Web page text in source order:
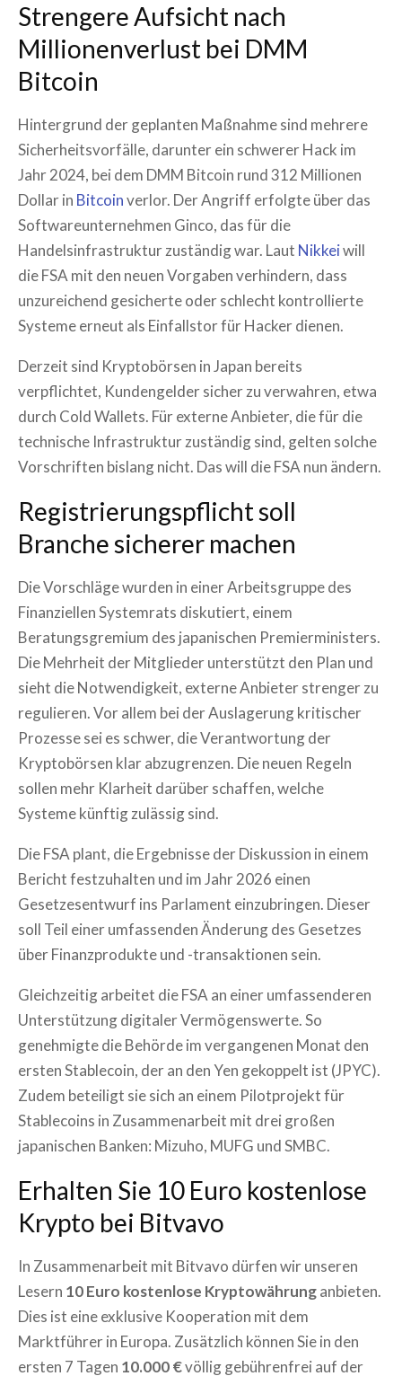
Strengere Aufsicht nach
Millionenverlust bei DMM
Bitcoin
Hintergrund der geplanten Maßnahme sind mehrere
Sicherheitsvorfälle, darunter ein schwerer Hack im
Jahr 2024, bei dem DMM Bitcoin rund 312 Millionen
Dollar in Bitcoinverlor. Der Angriff erfolgte über das
Softwareunternehmen Ginco, das für die
Handelsinfrastruktur zuständig war. Laut Nikkeiwill
die FSA mit den neuen Vorgaben verhindern, dass
unzureichend gesicherte oder schlecht kontrollierte
Systeme erneut als Einfallstor für Hacker dienen.
Derzeit sind Kryptobörsen in Japan bereits
verpflichtet, Kundengelder sicher zu verwahren, etwa
durch Cold Wallets. Für externe Anbieter, die für die
technische Infrastruktur zuständig sind, gelten solche
Vorschriften bislang nicht. Das will die FSA nun ändern.
Registrierungspflicht soll
Branche sicherer machen
Die Vorschläge wurden in einer Arbeitsgruppe des
Finanziellen Systemrats diskutiert, einem
Beratungsgremium des japanischen Premierministers.
Die Mehrheit der Mitglieder unterstützt den Plan und
sieht die Notwendigkeit, externe Anbieter strenger zu
regulieren. Vor allem bei der Auslagerung kritischer
Prozesse sei es schwer, die Verantwortung der
Kryptobörsen klar abzugrenzen. Die neuen Regeln
sollen mehr Klarheit darüber schaffen, welche
Systeme künftig zulässig sind.
Die FSA plant, die Ergebnisse der Diskussion in einem
Bericht festzuhalten und im Jahr 2026 einen
Gesetzesentwurf ins Parlament einzubringen. Dieser
soll Teil einer umfassenden Änderung des Gesetzes
über Finanzprodukte und -transaktionen sein.
Gleichzeitig arbeitet die FSA an einer umfassenderen
Unterstützung digitaler Vermögenswerte. So
genehmigte die Behörde im vergangenen Monat den
ersten Stablecoin, der an den Yen gekoppelt ist (JPYC).
Zudem beteiligt sie sich an einem Pilotprojekt für
Stablecoins in Zusammenarbeit mit drei großen
japanischen Banken: Mizuho, MUFG und SMBC.
Erhalten Sie 10 Euro kostenlose
Krypto bei Bitvavo
In Zusammenarbeit mit Bitvavo dürfen wir unseren
Lesern 10 Euro kostenlose Kryptowährunganbieten.
Dies ist eine exklusive Kooperation mit dem
Marktführer in Europa. Zusätzlich können Sie in den
ersten 7 Tagen 10.000 €völlig gebührenfrei auf der